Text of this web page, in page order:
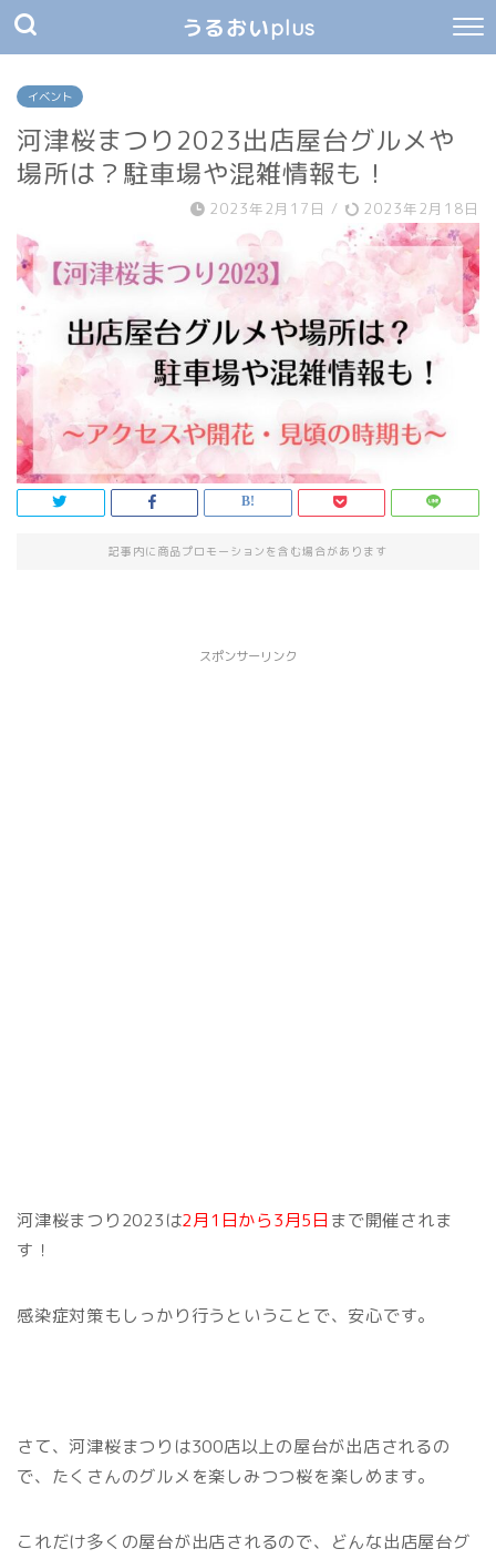
うるおいplus
イベント
河津桜まつり2023出店屋台グルメや
場所は？駐車場や混雑情報も！
2023年2月17日 / 2023年2月18日
記事内に商品プロモーションを含む場合があります
スポンサーリンク
河津桜まつり2023は2月1日から3月5日 まで開催されま
す！
感染症対策もしっかり行うということで、安心です。
さて、河津桜まつりは300店以上の屋台が出店されるの
で、たくさんのグルメを楽しみつつ桜を楽しめます。
これだけ多くの屋台が出店されるので、どんな出店屋台グ